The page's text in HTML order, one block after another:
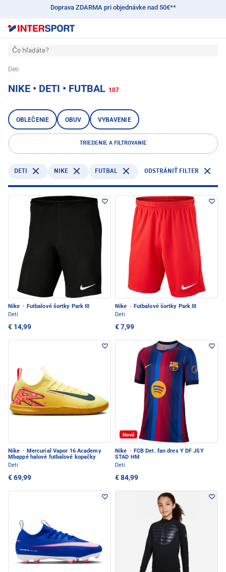
Doprava ZDARMA pri objednávke nad 50€**
Čo hľadáte?
Deti
NIKE • DETI • FUTBAL 107
OBLEČENIE OBUV VYBAVENIE
TRIEDENIE A FILTROVANIE
DETI NIKE FUTBAL ODSTRÁNIŤ FILTER
Nike · Futbalové šortky Park III
Deti
€ 14,99
Nike · Futbalové šortky Park III
Deti
€ 7,99
Nike · Mercurial Vapor 16 Academy
Mbappé halové futbalové kopačky
Deti
€ 69,99
Nové
Nike · FCB Det. fan dres Y DF JSY
STAD HM
Deti
€ 84,99